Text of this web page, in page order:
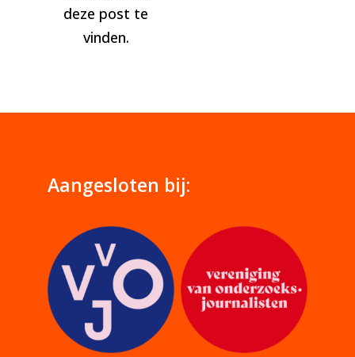
deze post te
vinden.
Aangesloten bij: